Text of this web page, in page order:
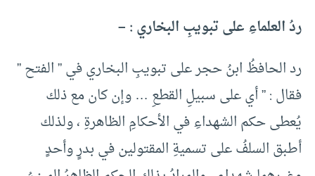
ردُ العلماءِ على تبويبِ البخاري : –
رد الحافظُ ابنُ حجر على تبويبِ البخاري في ” الفتح ”
فقال : ” أي على سبيلِ القطعِ … وإن كان مع ذلك
يُعطى حكم الشهداءِ في الأحكامِ الظاهرةِ ، ولذلك
أطبق السلفُ على تسميةِ المقتولين في بدرٍ وأحدٍ